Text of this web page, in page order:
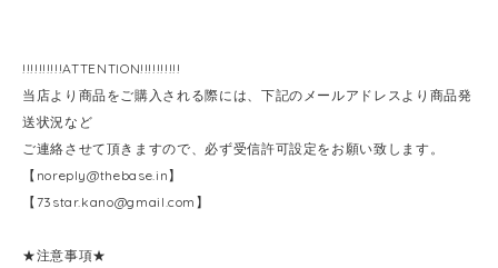
!!!!!!!!!!ATTENTION!!!!!!!!!!
当店より商品をご購入される際には、下記のメールアドレスより商品発
送状況など
ご連絡させて頂きますので、必ず受信許可設定をお願い致します。
【 noreply@thebase.in】
【73star.kano@gmail.com 】
★注意事項★